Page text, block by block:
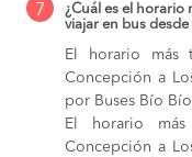
7
¿Cuál es el horario
viajar en bus
El horario más
Concepción a
por Buses Bío Bío
El horario
Concepción a